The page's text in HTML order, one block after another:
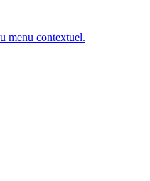
menu contextuel.